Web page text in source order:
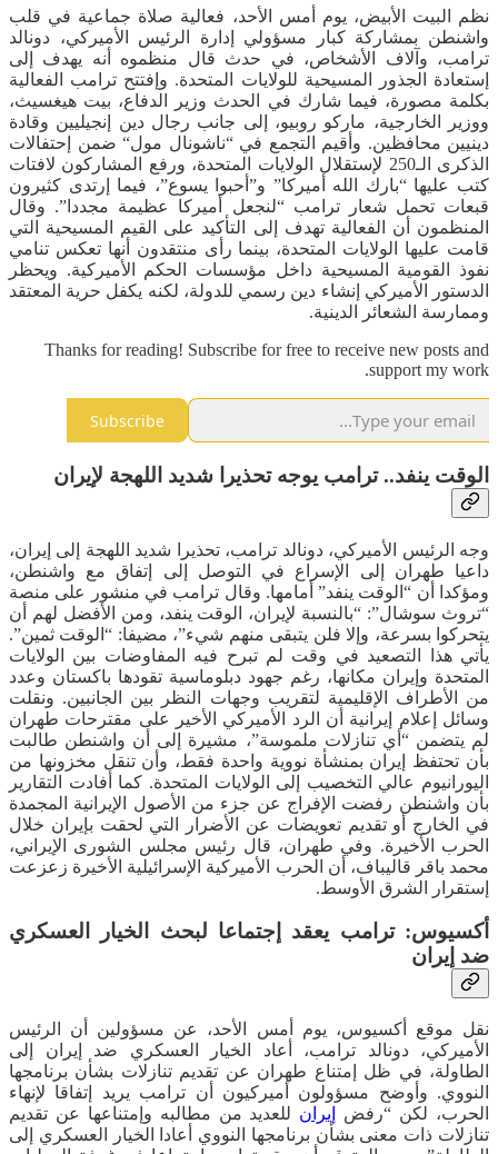
نظم البيت الأبيض، يوم أمس الأحد، فعالية صلاة جماعية في قلب
واشنطن بمشاركة كبار مسؤولي إدارة الرئيس الأميركي، دونالد
ترامب، وآلاف الأشخاص، في حدث قال منظموه أنه يهدف إلى
إستعادة الجذور المسيحية للولايات المتحدة. وإفتتح ترامب الفعالية
بكلمة مصورة، فيما شارك في الحدث وزير الدفاع، بيت هيغسيث،
ووزير الخارجية، ماركو روبيو، إلى جانب رجال دين إنجيليين وقادة
دينيين محافظين. وأقيم التجمع في “ناشونال مول“ ضمن إحتفالات
الذكرى الـ250 لإستقلال الولايات المتحدة، ورفع المشاركون لافتات
كتب عليها “بارك الله أميركا” و”أحبوا يسوع”، فيما إرتدى كثيرون
قبعات تحمل شعار ترامب “لنجعل أميركا عظيمة مجددا”. وقال
المنظمون أن الفعالية تهدف إلى التأكيد على القيم المسيحية التي
قامت عليها الولايات المتحدة، بينما رأى منتقدون أنها تعكس تنامي
نفوذ القومية المسيحية داخل مؤسسات الحكم الأميركية. ويحظر
الدستور الأميركي إنشاء دين رسمي للدولة، لكنه يكفل حرية المعتقد
وممارسة الشعائر الدينية.
Thanks for reading! Subscribe for free to receive new posts and
support my work.
Subscribe
الوقت ينفد.. ترامب يوجه تحذيرا شديد اللهجة لإيران
وجه الرئيس الأميركي، دونالد ترامب، تحذيرا شديد اللهجة إلى إيران،
داعيا طهران إلى الإسراع في التوصل إلى إتفاق مع واشنطن،
ومؤكدا أن “الوقت ينفد” أمامها. وقال ترامب في منشور على منصة
“تروث سوشال”: “بالنسبة لإيران، الوقت ينفد، ومن الأفضل لهم أن
يتحركوا بسرعة، وإلا فلن يتبقى منهم شيء”، مضيفا: “الوقت ثمين”.
يأتي هذا التصعيد في وقت لم تبرح فيه المفاوضات بين الولايات
المتحدة وإيران مكانها، رغم جهود دبلوماسية تقودها باكستان وعدد
من الأطراف الإقليمية لتقريب وجهات النظر بين الجانبين. ونقلت
وسائل إعلام إيرانية أن الرد الأميركي الأخير على مقترحات طهران
لم يتضمن “أي تنازلات ملموسة”، مشيرة إلى أن واشنطن طالبت
بأن تحتفظ إيران بمنشأة نووية واحدة فقط، وأن تنقل مخزونها من
اليورانيوم عالي التخصيب إلى الولايات المتحدة. كما أفادت التقارير
بأن واشنطن رفضت الإفراج عن جزء من الأصول الإيرانية المجمدة
في الخارج أو تقديم تعويضات عن الأضرار التي لحقت بإيران خلال
الحرب الأخيرة. وفي طهران، قال رئيس مجلس الشورى الإيراني،
محمد باقر قاليباف، أن الحرب الأميركية الإسرائيلية الأخيرة زعزعت
إستقرار الشرق الأوسط.
أكسيوس: ترامب يعقد إجتماعا لبحث الخيار العسكري
ضد إيران
نقل موقع أكسيوس، يوم أمس الأحد، عن مسؤولين أن الرئيس
الأميركي، دونالد ترامب، أعاد الخيار العسكري ضد إيران إلى
الطاولة، في ظل إمتناع طهران عن تقديم تنازلات بشأن برنامجها
النووي. وأوضح مسؤولون أميركيون أن ترامب يريد إتفاقا لإنهاء
الحرب، لكن “رفض
إيران للعديد من مطالبه وإمتناعها عن تقديم
تنازلات ذات معنى بشأن برنامجها النووي أعادا الخيار العسكري إلى